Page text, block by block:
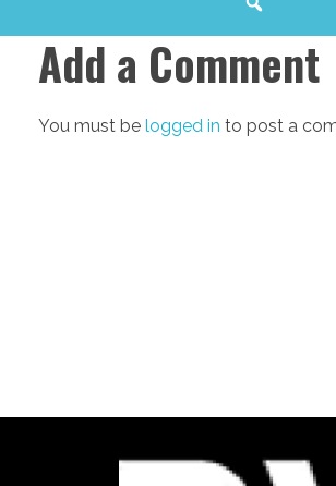
Add a Comment
You must be logged in to post a